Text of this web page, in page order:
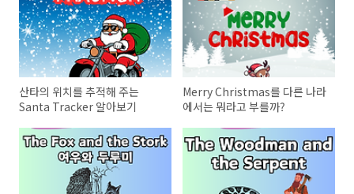
산타의 위치를 추적해 주는
Santa Tracker 알아보기
Merry Christmas를 다른 나라
에서는 뭐라고 부를까?